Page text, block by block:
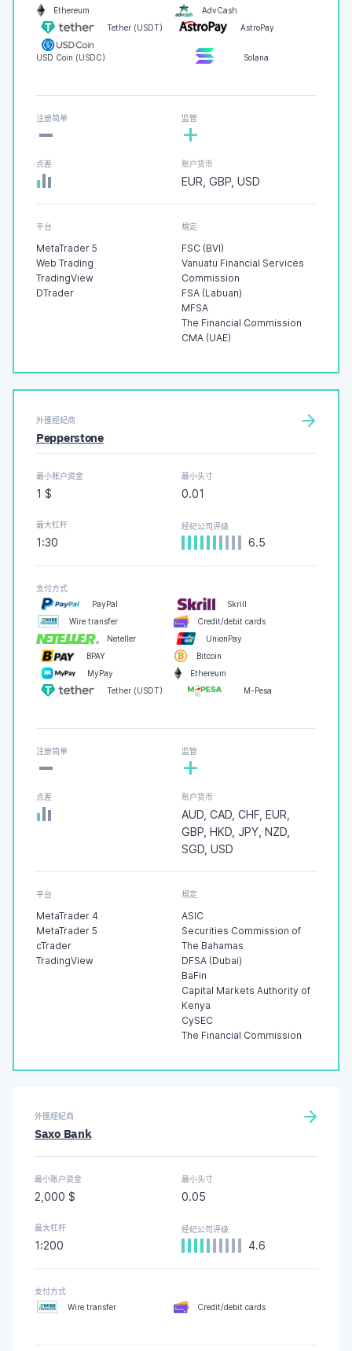
Ethereum
AdvCash
Tether (USDT)
AstroPay
USD Coin (USDC) Solana
注册简单
- 监管
+
点差 账户货币
EUR, GBP, USD
平台
MetaTrader 5
Web Trading
TradingView
DTrader
規定
FSC (BVI)
Vanuatu Financial Services
Commission
FSA (Labuan)
MFSA
The Financial Commission
CMA (UAE)
外匯經紀商
Pepperstone
最小账户资金
1 $
最小头寸
0.01
最大杠杆
1:30
经纪公司评级
6.5
支付方式
PayPal
Skrill
Wire transfer
Credit/debit cards
Neteller
UnionPay
BPAY
Bitcoin
MyPay
Ethereum
Tether (USDT)
M-Pesa
注册简单
- 监管
+
点差 账户货币
AUD, CAD, CHF, EUR,
GBP, HKD, JPY, NZD,
SGD, USD
平台
MetaTrader 4
MetaTrader 5
cTrader
TradingView
規定
ASIC
Securities Commission of
The Bahamas
DFSA (Dubai)
BaFin
Capital Markets Authority of
Kenya
CySEC
The Financial Commission
外匯經紀商
Saxo Bank
最小账户资金
2,000 $
最小头寸
0.05
最大杠杆
1:200
经纪公司评级
4.6
支付方式
Wire transfer
Credit/debit cards